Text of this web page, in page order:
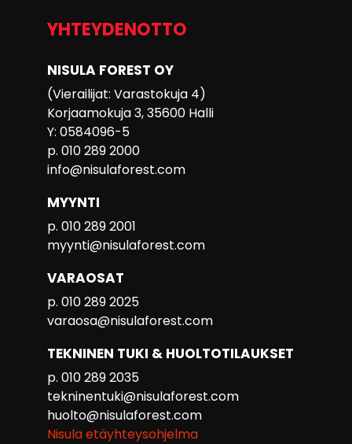
YHTEYDENOTTO
NISULA FOREST OY
(Vierailijat: Varastokuja 4)
Korjaamokuja 3, 35600 Halli
Y: 0584096-5
p. 010 289 2000
info@nisulaforest.com
MYYNTI
p. 010 289 2001
myynti@nisulaforest.com
VARAOSAT
p. 010 289 2025
varaosa@nisulaforest.com
TEKNINEN TUKI & HUOLTOTILAUKSET
p. 010 289 2035
tekninentuki@nisulaforest.com
huolto@nisulaforest.com
Nisula etäyhteysohjelma